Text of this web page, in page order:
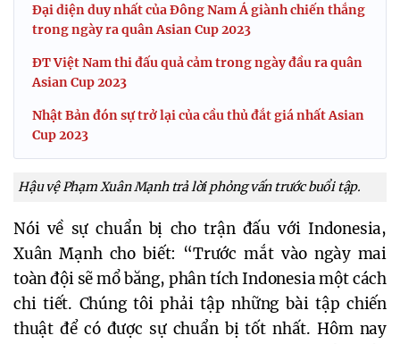
Đại diện duy nhất của Đông Nam Á giành chiến thắng
trong ngày ra quân Asian Cup 2023
ĐT Việt Nam thi đấu quả cảm trong ngày đầu ra quân
Asian Cup 2023
Nhật Bản đón sự trở lại của cầu thủ đắt giá nhất Asian
Cup 2023
Hậu vệ Phạm Xuân Mạnh trả lời phỏng vấn trước buổi tập.
Nói về sự chuẩn bị cho trận đấu với Indonesia,
Xuân Mạnh cho biết: “Trước mắt vào ngày mai
toàn đội sẽ mổ băng, phân tích Indonesia một cách
chi tiết. Chúng tôi phải tập những bài tập chiến
thuật để có được sự chuẩn bị tốt nhất. Hôm nay